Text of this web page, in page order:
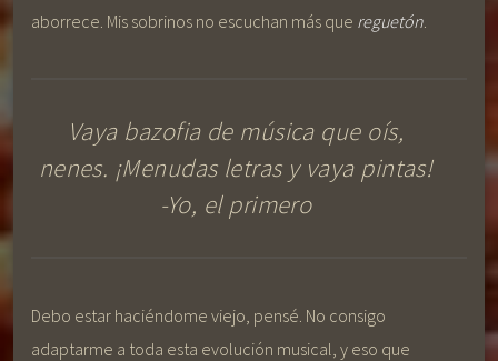
aborrece. Mis sobrinos no escuchan más que reguetón
Vaya bazofia de música que oís,
nenes. ¡Menudas letras y vaya pintas!
-Yo, el primero
Debo estar haciéndome viejo, pensé. No consigo
adaptarme a toda esta evolución musical, y eso que